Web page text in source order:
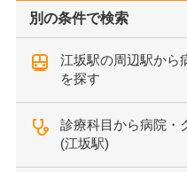
別の条件で検索
江坂駅の周辺駅から
を探す
診療科目から病院・
(江坂駅)